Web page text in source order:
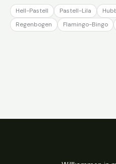
Hell-Pastell Pastell-Lila
Regenbogen
Flamingo-Bingo